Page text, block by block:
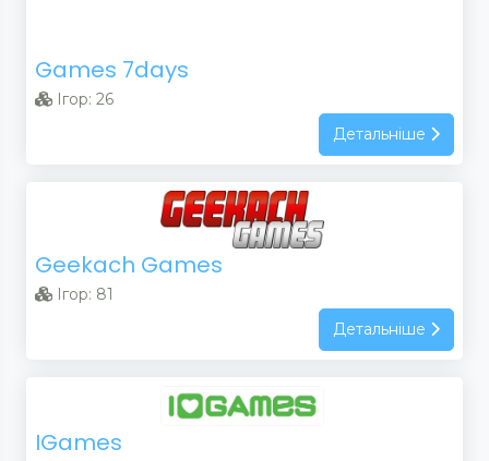
Games 7days
Ігор: 26
Детальніше
Geekach Games
Ігор: 81
Детальніше
IGames